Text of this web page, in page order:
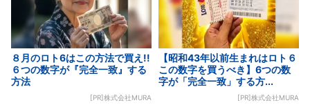
８月のロト6はこの方法で買え!!
６つの数字が『完全一致』する
方法
[PR]株式会社MURA
【昭和43年以前生まれはロト６
この数字を買うべき】6つの数
字が「完全一致」する方...
[PR]株式会社MURA